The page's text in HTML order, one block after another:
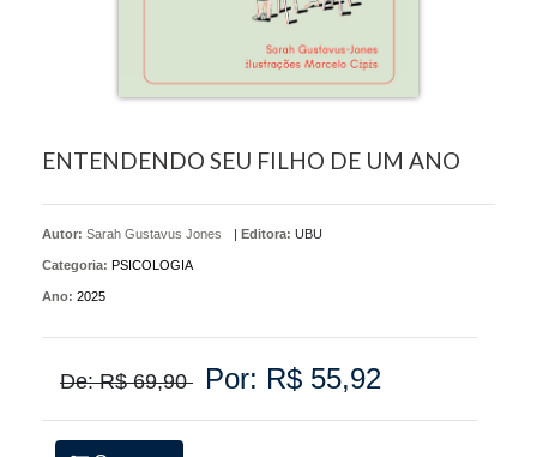
ENTENDENDO SEU FILHO DE UM ANO
Autor: Sarah Gustavus Jones | Editora: UBU
Categoria: PSICOLOGIA
Ano: 2025
De: R$ 69,90 Por: R$ 55,92